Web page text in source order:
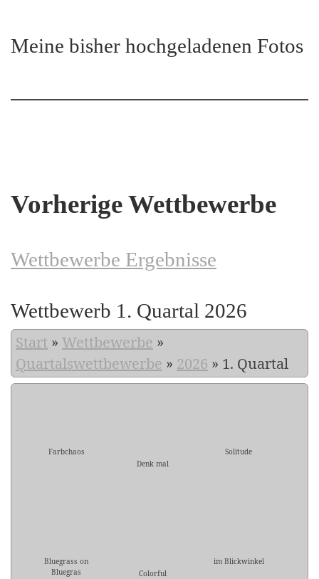
Meine bisher hochgeladenen Fotos
Vorherige Wettbewerbe
Wettbewerbe Ergebnisse
Wettbewerb 1. Quartal 2026
Start » Wettbewerbe »
Quartalswettbewerbe » 2026 » 1. Quartal
Farbchaos
Denk mal
Solitude
Bluegrass on
Bluegras
Colorful
im Blickwinkel